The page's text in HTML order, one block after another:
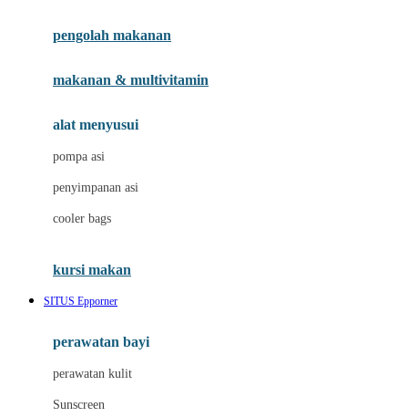
Joolz
Leclerc
Lee Vierra
Lillebaby
Little Bird Told Me
Little Miss Janis
pengolah makanan
makanan & multivitamin
alat menyusui
pompa asi
penyimpanan asi
cooler bags
kursi makan
SITUS Epporner
perawatan bayi
perawatan kulit
Sunscreen